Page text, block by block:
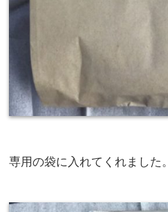
専用の袋に入れてくれました。